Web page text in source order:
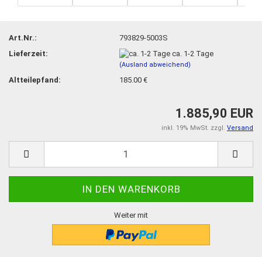
Art.Nr.:
793829-5003S
Lieferzeit:
ca. 1-2 Tage
(Ausland abweichend)
Altteilepfand: 185.00 €
1.885,90 EUR
inkl. 19% MwSt. zzgl. Versand
Weiter mit